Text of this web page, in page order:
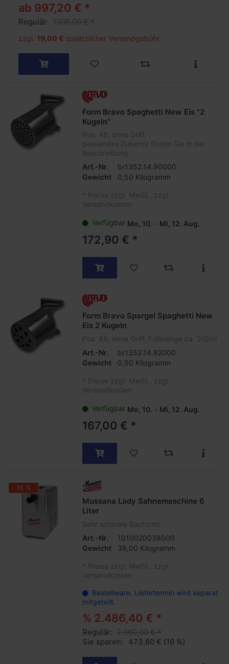
ab 997,20 € *
Regulär: 1.108,00 € *
zzgl. 19,00 € zusätzlicher Versandgebühr
Form Bravo Spaghetti New Eis "2
Kugeln"
Pos. 48, ohne Griff,
passendes Zubehör finden Sie in der
Beschreibung
Art.-Nr.
br1352.14.90000
Gewicht
0,50 Kilogramm
* Preise zzgl. MwSt., zzgl.
Versandkosten
Verfügbar Mo, 10. - Mi, 12. Aug.
172,90 € *
Form Bravo Spargel Spaghetti New
Eis 2 Kugeln
Pos. 49, ohne Griff, Füllmenge ca. 210ml
Art.-Nr.
br1352.14.92000
Gewicht
0,50 Kilogramm
* Preise zzgl. MwSt., zzgl.
Versandkosten
Verfügbar Mo, 10. - Mi, 12. Aug.
167,00 € *
- 16 %
Mussana Lady Sahnemaschine 6
Liter
Sehr schmale Bauform!
Art.-Nr.
1010020038000
Gewicht
39,00 Kilogramm
* Preise zzgl. MwSt., zzgl.
Versandkosten
Bestellware. Liefertermin wird separat
mitgeteilt.
% 2.486,40 € *
Regulär: 2.960,00 € *
Sie sparen:
473,60 € (16 %)